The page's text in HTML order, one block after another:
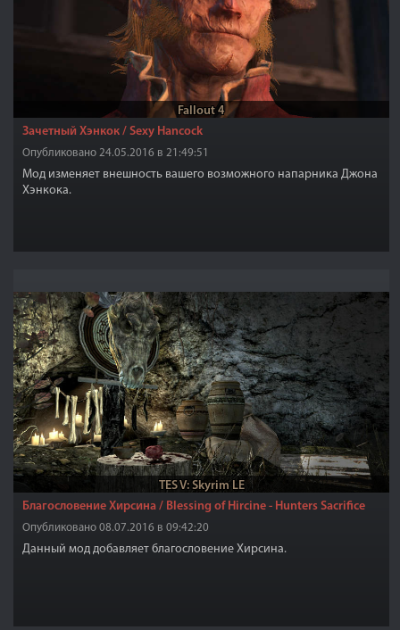
Fallout 4
Зачетный Хэнкок / Sexy Hancock
Опубликовано 24.05.2016 в 21:49:51
Мод изменяет внешность вашего возможного напарника Джона
Хэнкока.
TES V: Skyrim LE
Благословение Хирсина / Blessing of Hircine - Hunters Sacrifice
Опубликовано 08.07.2016 в 09:42:20
Данный мод добавляет благословение Хирсина.